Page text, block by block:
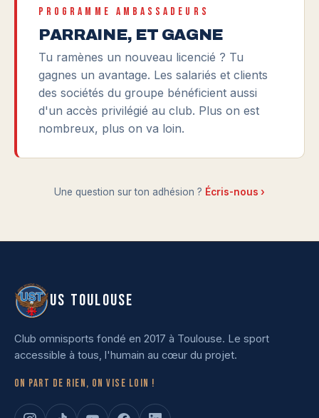
PROGRAMME AMBASSADEURS
PARRAINE, ET GAGNE
Tu ramènes un nouveau licencié ? Tu
gagnes un avantage. Les salariés et clients
des sociétés du groupe bénéficient aussi
d'un accès privilégié au club. Plus on est
nombreux, plus on va loin.
Une question sur ton adhésion ? Écris-nous ›
US TOULOUSE
Club omnisports fondé en 2017 à Toulouse. Le sport
accessible à tous, l'humain au cœur du projet.
On part de rien, on vise loin !